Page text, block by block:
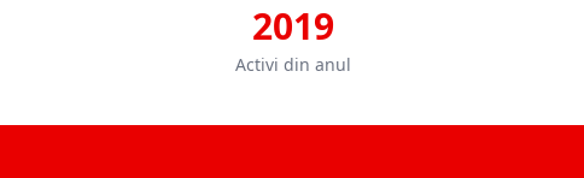
2019
Activi din anul